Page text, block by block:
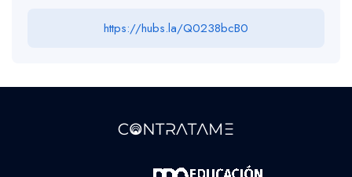
https://hubs.la/Q0238bcB0